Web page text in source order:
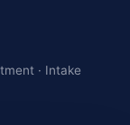
· Intake